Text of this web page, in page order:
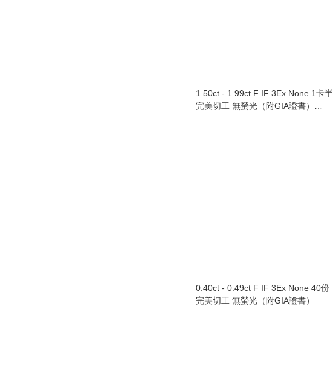
1.50ct - 1.99ct F IF 3Ex None 1卡半
完美切工 無螢光（附GIA證書）
0.40ct - 0.49ct F IF 3Ex None 40份
完美切工 無螢光（附GIA證書）